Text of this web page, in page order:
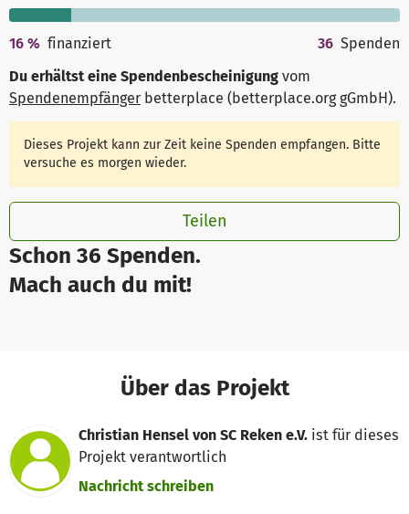
Schon 36 Spenden.
Mach auch du mit!
16 % finanziert 36 Spenden
Du erhältst eine Spendenbescheinigung vom
Spendenempfänger betterplace (betterplace.org gGmbH).
Dieses Projekt kann zur Zeit keine Spenden empfangen. Bitte
versuche es morgen wieder.
Teilen
Über das Projekt
Christian Hensel von SC Reken e.V. ist für dieses
Projekt verantwortlich
Nachricht schreiben